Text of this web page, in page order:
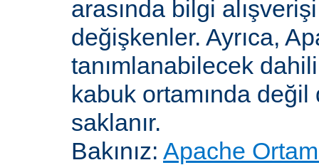
arasında bilgi
değişkenler. Ayrıca,
tanımlanabilecek
kabuk ortamında değil
saklanır.
Bakınız: Apache